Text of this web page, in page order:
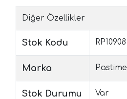
Diğer Özellikler
Stok Kodu RP10908
Marka Pastime
Stok Durumu Var